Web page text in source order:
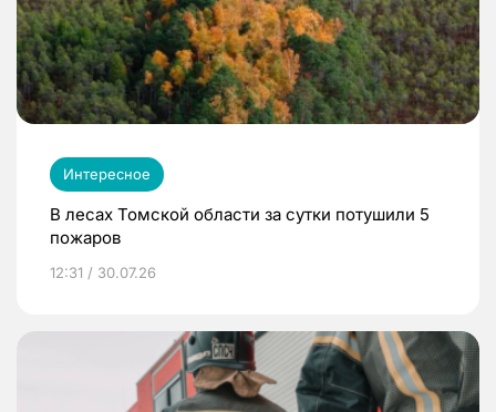
Интересное
В лесах Томской области за сутки потушили 5
пожаров
12:31 / 30.07.26